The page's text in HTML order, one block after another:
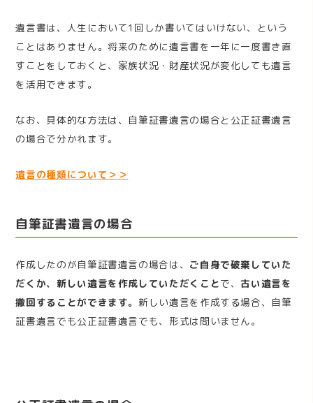
遺言書は、人生において1 回しか書いてはいけない、という
ことはありません。将来のために遺言書を一年に一度書き直
すことをしておくと、家族状況・財産状況が変化しても遺言
を活用できます。
なお、具体的な方法は、自筆証書遺言の場合と公正証書遺言
の場合で分かれます。
遺言の種類について＞＞
自筆証書遺言の場合
作成したのが自筆証書遺言の場合は、 ご自身で破棄していた
だくか、新しい遺言を作成していただくことで、古い遺言を
撤回することができます。 新しい遺言を作成する場合、自筆
証書遺言でも公正証書遺言でも、形式は問いません。